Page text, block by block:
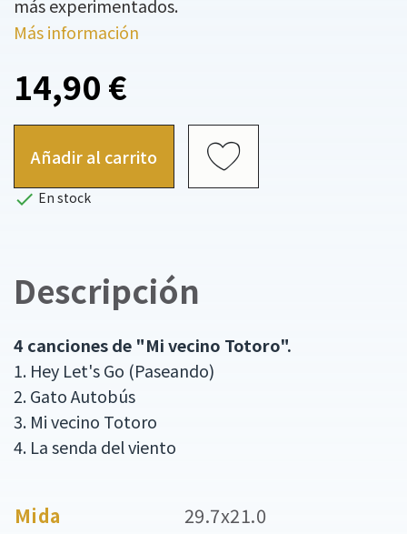
más experimentados.
Más información
14,90 €
Añadir al carrito
 En stock
Descripción
4 canciones de "Mi vecino Totoro".
1. Hey Let's Go (Paseando)
2. Gato Autobús
3. Mi vecino Totoro
4. La senda del viento
Mida
29.7x21.0